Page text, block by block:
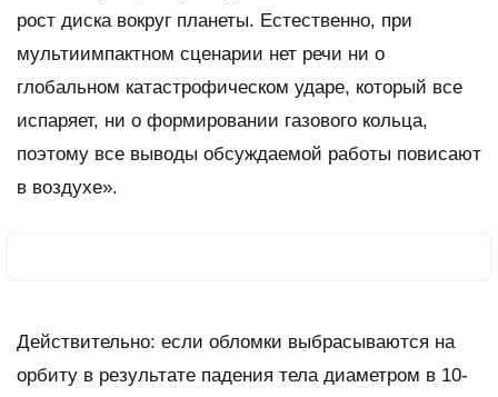
рост диска вокруг планеты. Естественно, при
мультиимпактном сценарии нет речи ни о
глобальном катастрофическом ударе, который все
испаряет, ни о формировании газового кольца,
поэтому все выводы обсуждаемой работы повисают
в воздухе».
Действительно: если обломки выбрасываются на
орбиту в результате падения тела диаметром в 10-